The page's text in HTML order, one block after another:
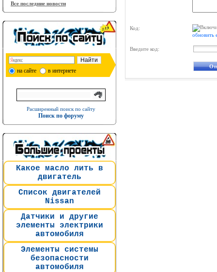
Все последние новости
на сайте в интернете
Расширенный поиск по сайту
Поиск по форуму
Какое масло лить в
двигатель
Список двигателей
Nissan
Датчики и другие
элементы электрики
автомобиля
Элементы системы
безопасности
автомобиля
Код:
обновить
Введите код: